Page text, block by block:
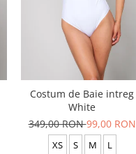
Costum de Baie intreg
White
349,00 RON99,00 RON
XS S M L